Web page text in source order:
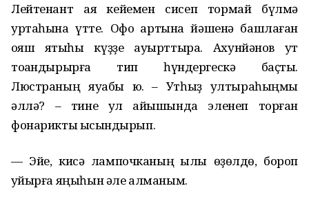
Лейтенант аяҡ кейемен сисеп тормай бүлмә
уртаһына үтте. Офоҡ артына йәшенә башлаған
ҡояш яҡтыһы күҙҙе ауырттыра. Ахунйәнов ут
тоҡандырырға тип һүндергескә баҫты.
Люстраның яуабы юҡ. – Утһыҙ ултыраһыңмы
әллә? – тине ул ҡайышында эленеп торған
фонарикты ысҡындырып.
— Эйе, кисә лампочканың ҡылы өҙөлдө, бороп
ҡуйырға яңыһын әле алманым.